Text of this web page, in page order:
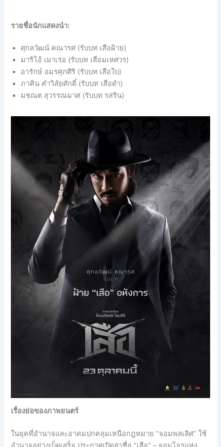
รายชื่อนักแสดงนำ:
ศุกลวัฒน์ คณารศ (รับบท เสือฝ้าย)
มาริโอ้ เมาเร่อ (รับบท เสือมเหศวร)
อารักษ์ อมรศุภศิริ (รับบท เสือใบ)
ภาคิน คำวิลัยศักดิ์ (รับบท เสือดำ)
มชณต สุวรรณมาศ (รับบท รสริน)
เรื่องย่อของภาพยนตร์
ในยุคที่อำนาจและอาคมปกคลุมเหนือกฎหมาย “จอมพลเลิศ” ใช้